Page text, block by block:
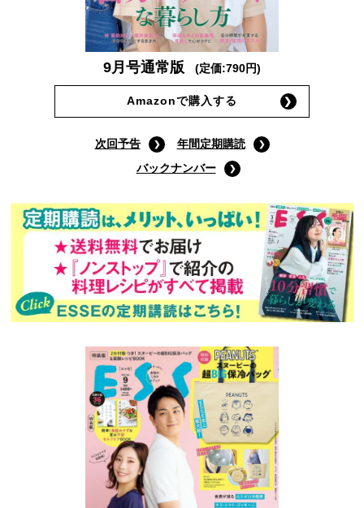
9月号通常版 (定価:790円)
Amazonで購入する
次回予告
年間定期購読
バックナンバー